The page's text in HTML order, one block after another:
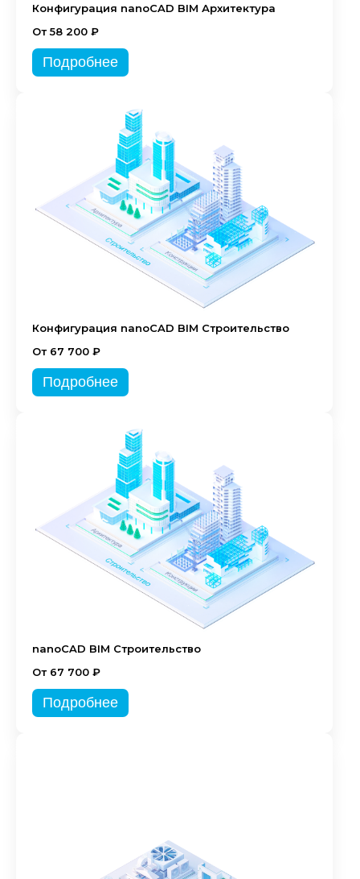
Конфигурация nanoCAD BIM Архитектура
От 58 200 ₽
Подробнее
Конфигурация nanoCAD BIM Строительство
От 67 700 ₽
Подробнее
nanoCAD BIM Строительство
От 67 700 ₽
Подробнее